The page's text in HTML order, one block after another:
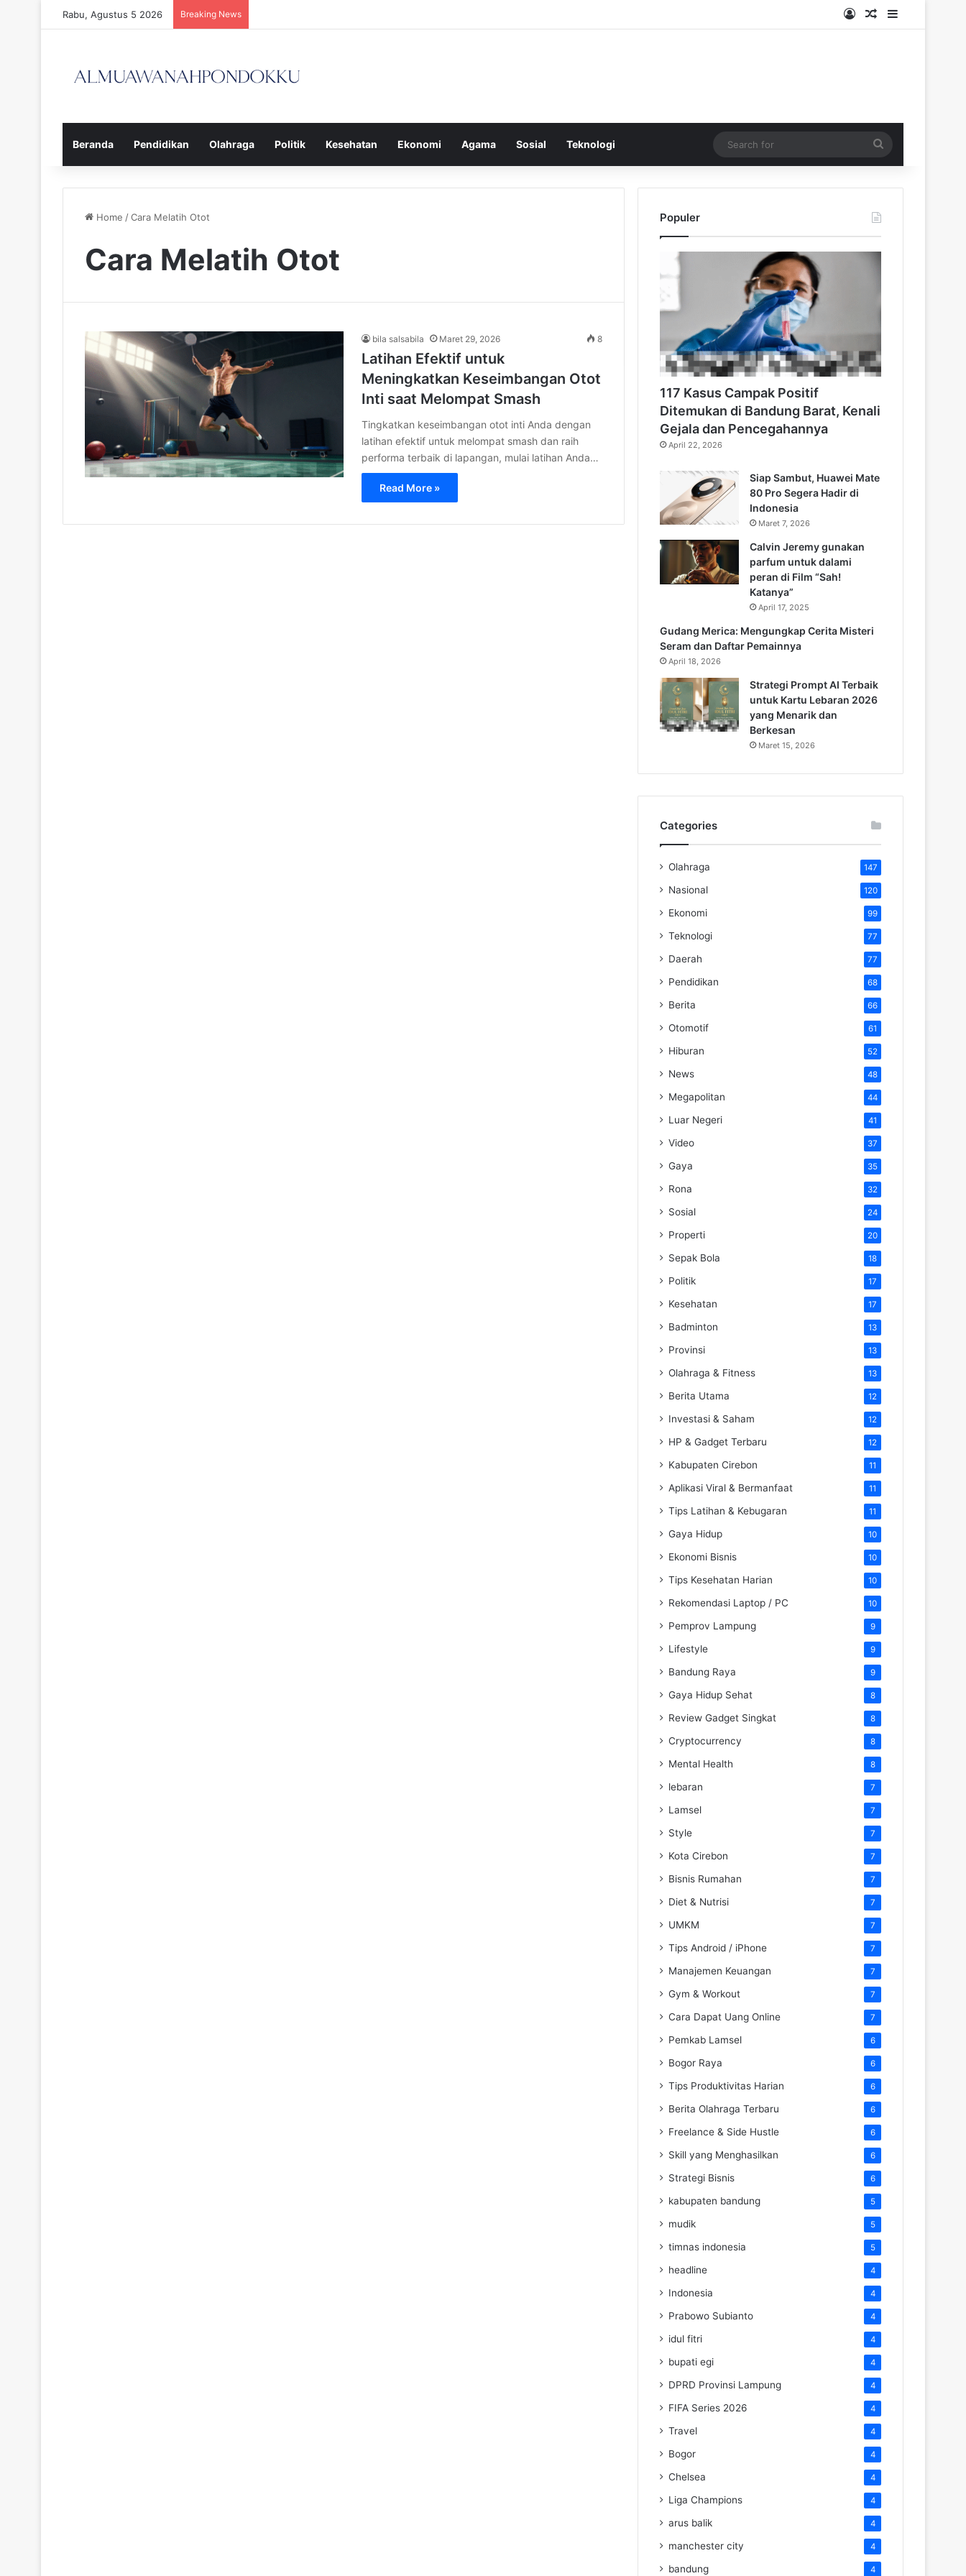
Rabu, Agustus 5 2026 Breaking News Log InRandom Article
Sidebar
Beranda Pendidikan Olahraga Politik Kesehatan Ekonomi Agama Sosial Teknologi
for
Home /Cara Melatih Otot
Cara Melatih Otot
bila salsabila Maret 29, 2026 8
Latihan Efektif untuk
Meningkatkan Keseimbangan Otot
Inti saat Melompat Smash
Tingkatkan keseimbangan otot inti Anda dengan
latihan efektif untuk melompat smash dan raih
performa terbaik di lapangan, mulai latihan Anda…
Read More »
Populer
117 Kasus Campak Positif
Ditemukan di Bandung Barat, Kenali
Gejala dan Pencegahannya
April 22, 2026
Siap Sambut, Huawei Mate
80 Pro Segera Hadir di
Indonesia
Maret 7, 2026
Calvin Jeremy gunakan
parfum untuk dalami
peran di Film “Sah!
Katanya”
April 17, 2025
Gudang Merica: Mengungkap Cerita Misteri
Seram dan Daftar Pemainnya
April 18, 2026
Strategi Prompt AI Terbaik
untuk Kartu Lebaran 2026
yang Menarik dan
Berkesan
Maret 15, 2026
Categories
Olahraga 147
Nasional 120
Ekonomi 99
Teknologi 77
Daerah 77
Pendidikan 68
Berita 66
Otomotif 61
Hiburan 52
News 48
Megapolitan 44
Luar Negeri 41
Video 37
Gaya 35
Rona 32
Sosial 24
Properti 20
Sepak Bola 18
Politik 17
Kesehatan 17
Badminton 13
Provinsi 13
Olahraga & Fitness 13
Berita Utama 12
Investasi & Saham 12
HP & Gadget Terbaru 12
Kabupaten Cirebon 11
Aplikasi Viral & Bermanfaat 11
Tips Latihan & Kebugaran 11
Gaya Hidup 10
Ekonomi Bisnis 10
Tips Kesehatan Harian 10
Rekomendasi Laptop / PC 10
Pemprov Lampung 9
Lifestyle 9
Bandung Raya 9
Gaya Hidup Sehat 8
Review Gadget Singkat 8
Cryptocurrency 8
Mental Health 8
lebaran 7
Lamsel 7
Style 7
Kota Cirebon 7
Bisnis Rumahan 7
Diet & Nutrisi 7
UMKM 7
Tips Android / iPhone 7
Manajemen Keuangan 7
Gym & Workout 7
Cara Dapat Uang Online 7
Pemkab Lamsel 6
Bogor Raya 6
Tips Produktivitas Harian 6
Berita Olahraga Terbaru 6
Freelance & Side Hustle 6
Skill yang Menghasilkan 6
Strategi Bisnis 6
kabupaten bandung 5
mudik 5
timnas indonesia 5
headline 4
Indonesia 4
Prabowo Subianto 4
idul fitri 4
bupati egi 4
DPRD Provinsi Lampung 4
FIFA Series 2026 4
Travel 4
Bogor 4
Chelsea 4
Liga Champions 4
arus balik 4
manchester city 4
bandung 4